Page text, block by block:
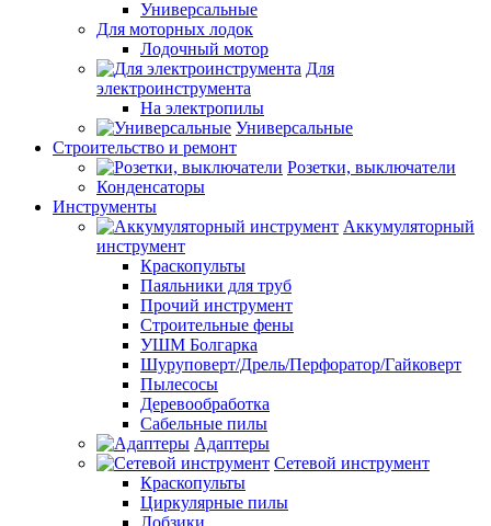
Универсальные
Для моторных лодок
Лодочный мотор
Для
электроинструмента
На электропилы
Универсальные
Строительство и ремонт
Розетки, выключатели
Конденсаторы
Инструменты
Аккумуляторный
инструмент
Краскопульты
Паяльники для труб
Прочий инструмент
Строительные фены
УШМ Болгарка
Шуруповерт/Дрель/Перфоратор/Гайковерт
Пылесосы
Деревообработка
Сабельные пилы
Адаптеры
Сетевой инструмент
Краскопульты
Циркулярные пилы
Лобзики